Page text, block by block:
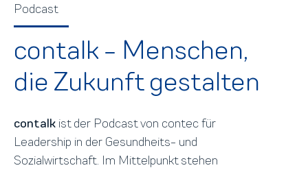
Podcast
contalk - Menschen,
die Zukunft gestalten
contalk ist der Podcast von contec für
Leadership in der Gesundheits- und
Sozialwirtschaft. Im Mittelpunkt stehen